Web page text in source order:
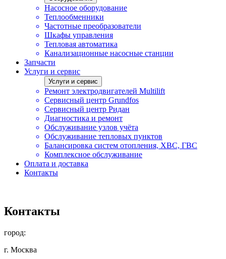
Насосное оборудование
Теплообменники
Частотные преобразователи
Шкафы управления
Тепловая автоматика
Канализационные насосные станции
Запчасти
Услуги и сервис
Услуги и сервис
Ремонт электродвигателей Multilift
Сервисный центр Grundfos
Сервисный центр Ридан
Диагностика и ремонт
Обслуживание узлов учёта
Обслуживание тепловых пунктов
Балансировка систем отопления, ХВС, ГВС
Комплексное обслуживание
Оплата и доставка
Контакты
Контакты
город:
г. Москва